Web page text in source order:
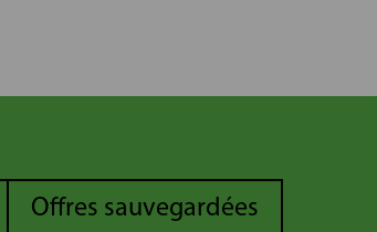
Offres sauvegardées